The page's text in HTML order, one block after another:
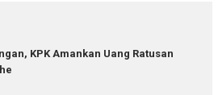
KPK Amankan Uang Ratusan